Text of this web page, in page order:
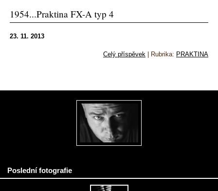
1954...Praktina FX-A typ 4
23. 11. 2013
Celý příspěvek Rubrika: PRAKTINA
Poslední fotografie